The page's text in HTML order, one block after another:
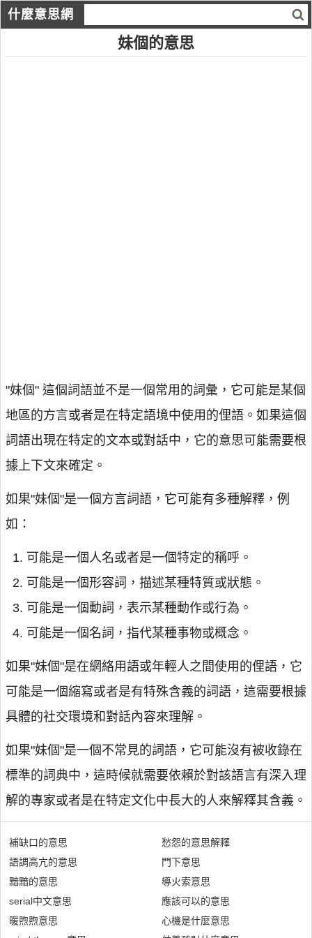
什麼意思網
妹個的意思
"妹個" 這個詞語並不是一個常用的詞彙，它可能是某個
地區的方言或者是在特定語境中使用的俚語。如果這個
詞語出現在特定的文本或對話中，它的意思可能需要根
據上下文來確定。
如果"妹個"是一個方言詞語，它可能有多種解釋，例
如：
可能是一個人名或者是一個特定的稱呼。
可能是一個形容詞，描述某種特質或狀態。
可能是一個動詞，表示某種動作或行為。
可能是一個名詞，指代某種事物或概念。
如果"妹個"是在網絡用語或年輕人之間使用的俚語，它
可能是一個縮寫或者是有特殊含義的詞語，這需要根據
具體的社交環境和對話內容來理解。
如果"妹個"是一個不常見的詞語，它可能沒有被收錄在
標準的詞典中，這時候就需要依賴於對該語言有深入理
解的專家或者是在特定文化中長大的人來解釋其含義。
補缺口的意思
語調高亢的意思
黯黯的意思
serial中文意思
暖煦煦意思
愁怨的意思解釋
門下意思
導火索意思
應該可以的意思
心機是什麼意思